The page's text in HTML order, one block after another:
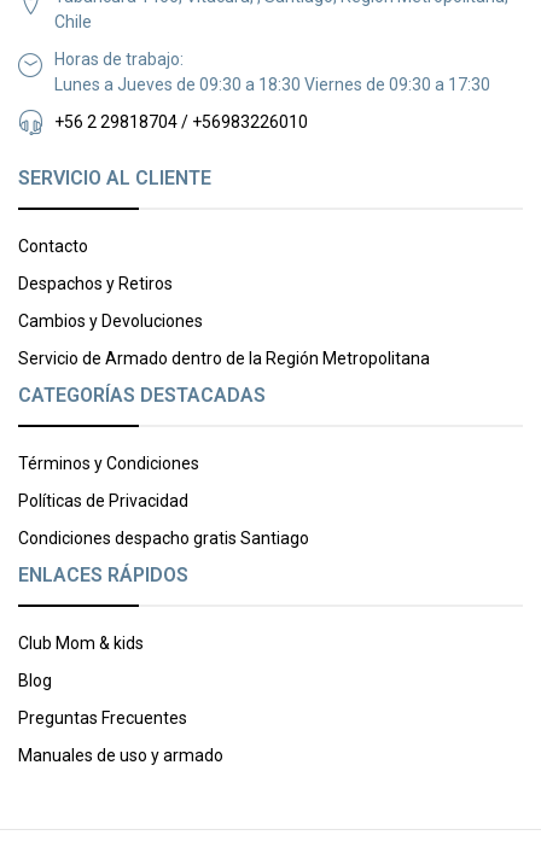
Chile
Horas de trabajo:
Lunes a Jueves de 09:30 a 18:30 Viernes de 09:30 a 17:30
+56 2 29818704 / +56983226010
SERVICIO AL CLIENTE
Contacto
Despachos y Retiros
Cambios y Devoluciones
Servicio de Armado dentro de la Región Metropolitana
CATEGORÍAS DESTACADAS
Términos y Condiciones
Políticas de Privacidad
Condiciones despacho gratis Santiago
ENLACES RÁPIDOS
Club Mom & kids
Blog
Preguntas Frecuentes
Manuales de uso y armado